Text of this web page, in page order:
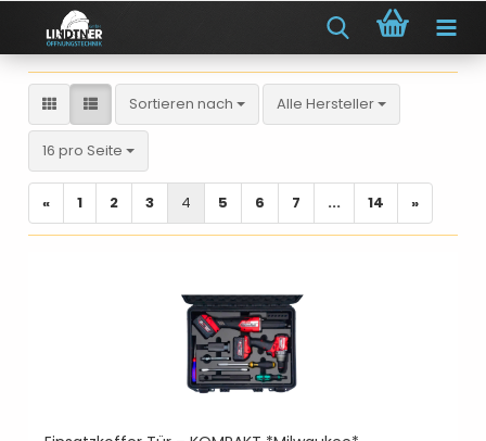
Sortieren nach
Sortieren nach Alle Hersteller
16 pro Seite
pro Seite
« 1 2 3 4 5 6 7 ... 14 »